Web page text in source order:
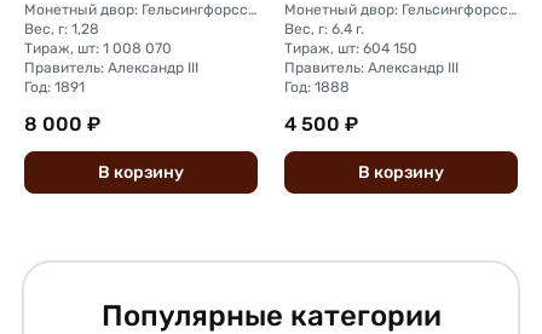
Монетный двор: Гельсингфорсский монетный двор (Финляндия)
Вес, г: 1,28
Тираж, шт: 1 008 070
Правитель: Александр III
Год: 1891
8 000 ₽
В корзину
Монетный двор: Гельсингфорсский монетный двор (Финляндия)
Вес, г: 6.4 г.
Тираж, шт: 604 150
Правитель: Александр III
Год: 1888
4 500 ₽
В корзину
Популярные категории